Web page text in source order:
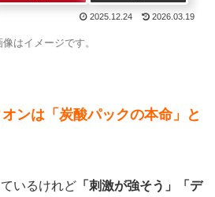
2025.12.24 2026.03.19
はイメージです。
ンは「炭酸パックの本命」と
いるけれど 「刺激が強そう」「デ